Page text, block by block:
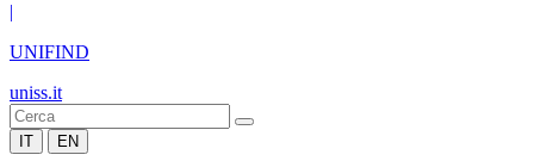
|
UNIFIND
uniss.it
IT EN